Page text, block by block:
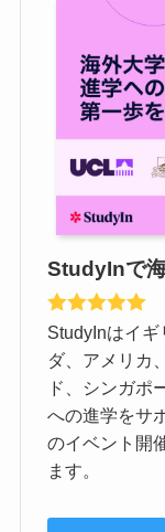
StudyInで
StudyInはイ
ダ、アメリカ
ド、シンガポ
への進学をサ
のイベント開
ます。